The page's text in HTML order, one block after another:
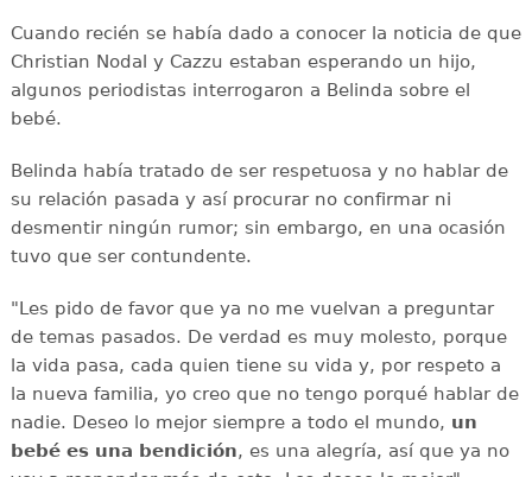
Cuando recién se había dado a conocer la noticia de que
Christian Nodal y Cazzu estaban esperando un hijo,
algunos periodistas interrogaron a Belinda sobre el
bebé.
Belinda había tratado de ser respetuosa y no hablar de
su relación pasada y así procurar no confirmar ni
desmentir ningún rumor; sin embargo, en una ocasión
tuvo que ser contundente.
"Les pido de favor que ya no me vuelvan a preguntar
de temas pasados. De verdad es muy molesto, porque
la vida pasa, cada quien tiene su vida y, por respeto a
la nueva familia, yo creo que no tengo porqué hablar de
nadie. Deseo lo mejor siempre a todo el mundo, un
bebé es una bendición, es una alegría, así que ya no